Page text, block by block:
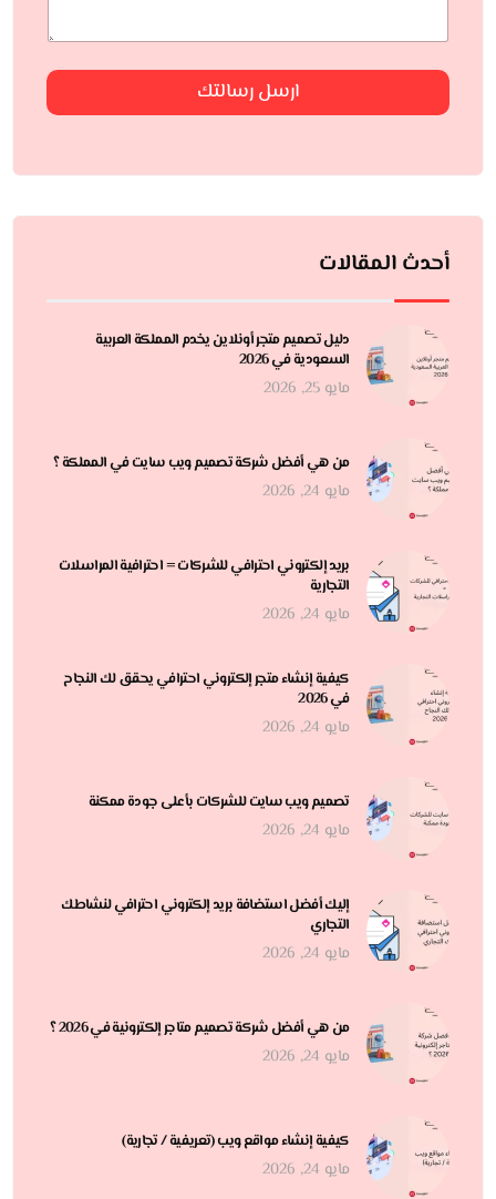
ارسل رسالتك
أحدث المقالات
دليل تصميم متجر أونلاين يخدم المملكة العربية
السعودية في 2026
مايو 25, 2026
من هي أفضل شركة تصميم ويب سايت في المملكة ؟
مايو 24, 2026
بريد إلكتروني احترافي للشركات = احترافية المراسلات
التجارية
مايو 24, 2026
كيفية إنشاء متجر إلكتروني احترافي يحقق لك النجاح
في 2026
مايو 24, 2026
تصميم ويب سايت للشركات بأعلى جودة ممكنة
مايو 24, 2026
إليك أفضل استضافة بريد إلكتروني احترافي لنشاطك
التجاري
مايو 24, 2026
من هي أفضل شركة تصميم متاجر إلكترونية في 2026 ؟
مايو 24, 2026
كيفية إنشاء مواقع ويب (تعريفية / تجارية)
مايو 24, 2026